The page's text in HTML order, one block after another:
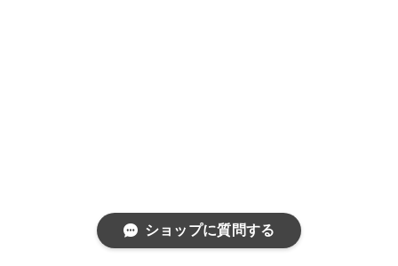
ショップに質問する